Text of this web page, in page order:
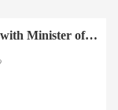
with Minister of…